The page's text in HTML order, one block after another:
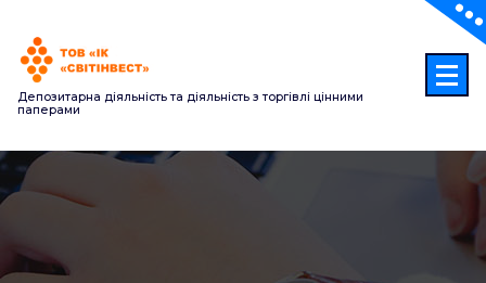
контенту
Депозитарна діяльність та діяльність з торгівлі цінними
паперами